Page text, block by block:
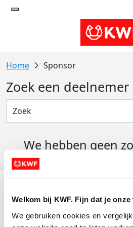
Welkom bij KWF. Fijn dat je
We gebruiken cookies en
Sponsor
Zoek een deelnemer
We hebben geen
Actiematerialen
Evenementen